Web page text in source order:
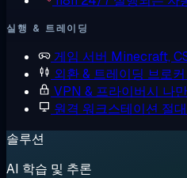
실행 & 트레이딩
게임 서버 Minecraft,
외환 & 트레이딩 브로
VPN & 프라이버시 나
원격 워크스테이션 절
솔루션
AI 학습 및 추론